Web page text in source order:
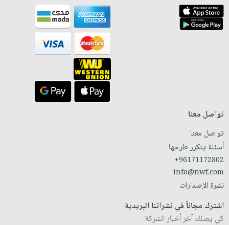
تواصل معنا
تواصل معنا
أسئلة يتكرر طرحها
+96171172802
info@nwf.com
نشرة الإصدارات
اشترك مجاناً في نشراتنا البريدية
كي يصلك آخر أخبار الشركة